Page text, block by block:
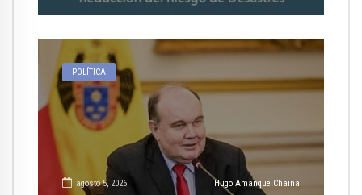
POLÍTICA
agosto 5, 2026 Hugo Amanque Chaiña